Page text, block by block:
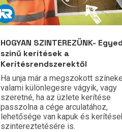
HOGYAN SZINTEREZÜNK-
színű kerítések a
Kerítésrendszerektől
Ha unja már a megszokott
valami különlegesre vágyik, vagy
szeretné, ha az üzlete kerítése
passzolna a cége arculatához,
lehetősége van kapuk és
szintereztetésére is.